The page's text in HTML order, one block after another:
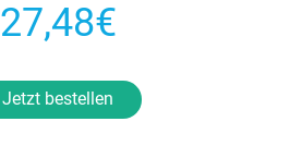
27,48€
Jetzt bestellen